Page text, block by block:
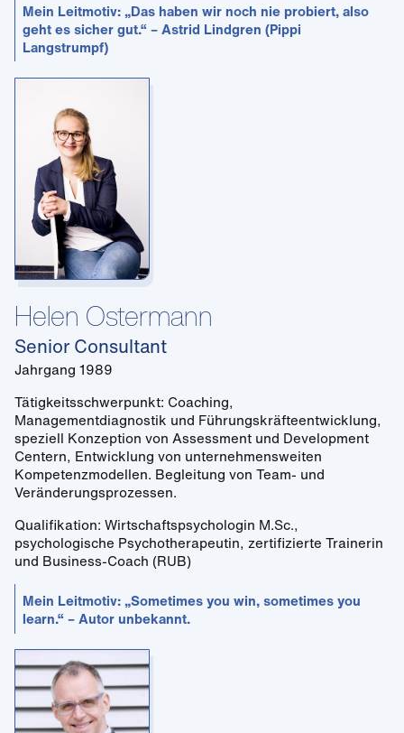
Mein Leitmotiv: „Das haben wir noch nie probiert, also
geht es sicher gut.“ – Astrid Lindgren (Pippi
Langstrumpf)
Helen Ostermann
Senior Consultant
Jahrgang 1989
Tätigkeitsschwerpunkt: Coaching,
Managementdiagnostik und Führungskräfteentwicklung,
speziell Konzeption von Assessment und Development
Centern, Entwicklung von unternehmensweiten
Kompetenzmodellen. Begleitung von Team- und
Veränderungsprozessen.
Qualifikation: Wirtschaftspsychologin M.Sc.,
psychologische Psychotherapeutin, zertifizierte Trainerin
und Business-Coach (RUB)
Mein Leitmotiv: „Sometimes you win, sometimes you
learn.“ – Autor unbekannt.